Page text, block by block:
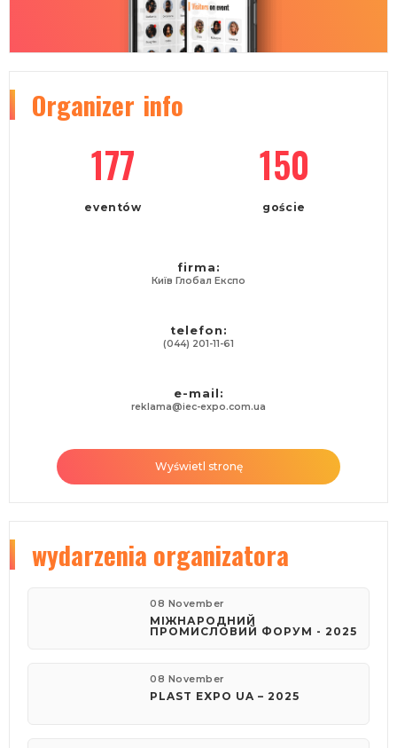
Organizer info
177
eventów
150
goście
firma:
Київ Глобал Експо
telefon:
(044) 201-11-61
e-mail:
reklama@iec-expo.com.ua
Wyświetl stronę
wydarzenia organizatora
08 November
МІЖНАРОДНИЙ
ПРОМИСЛОВИЙ ФОРУМ - 2025
08 November
PLAST EXPO UA – 2025